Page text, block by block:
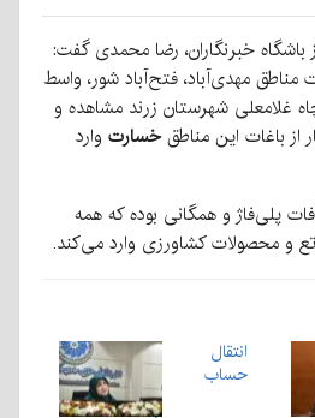
باشگاه خبرنگاران، رضا محمدی گفت:
مهدی‌آباد، فتح‌آباد شور، واسط
شهرستان زرند مشاهده و
خسارت وارد
پلی‌فاژ و همگانی بوده که همه
و محصولات کشاورزی وارد می‌کند.
انتقال
حساب